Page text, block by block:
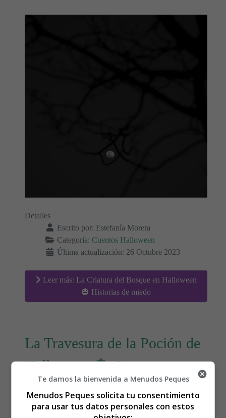
Detalles
Escrito por: Estefanía Morera
Categoría: Cuentos Halloween
Última actualización: 26 Octubre 2023
Leer más: La Criatura del Bosque en Halloween
🎃 Historias de miedo
La Travesura de la Poción de
Halloween 🎃 Cuentos
infantiles
Te damos la bienvenida a Menudos Peques
Menudos Peques solicita tu consentimiento
para usar tus datos personales con estos